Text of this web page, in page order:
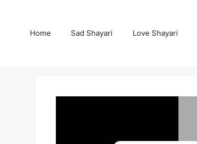
Home Sad Shayari Love Shayari